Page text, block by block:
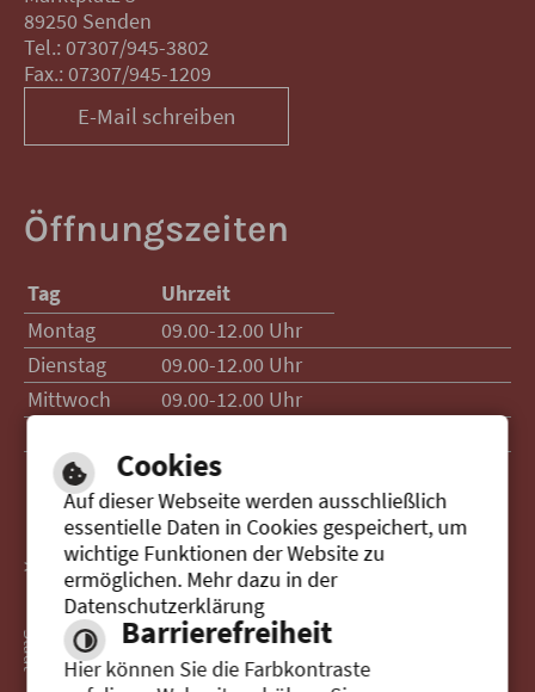
89250 Senden
Tel.: 07307/945-3802
Fax.: 07307/945-1209
E-Mail schreiben
Öffnungszeiten
Tag Uhrzeit
Montag
09.00-12.00 Uhr
Dienstag
09.00-12.00 Uhr
Mittwoch
09.00-12.00 Uhr
> Zur Website der Stadt Senden
Cookies
Auf dieser Webseite werden ausschließlich
essentielle Daten in Cookies gespeichert, um
wichtige Funktionen der Website zu
ermöglichen. Mehr dazu in der
Datenschutzerklärung
Barrierefreiheit
Hier können Sie die Farbkontraste